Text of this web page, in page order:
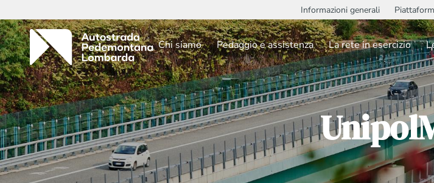
Informazioni generali
Chi siamo Pedaggio e assistenza La rete in esercizio